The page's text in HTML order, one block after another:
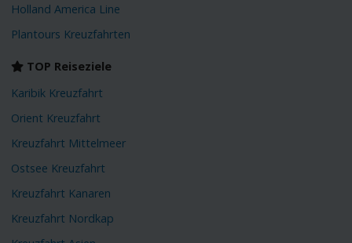
Holland America Line
Plantours Kreuzfahrten
TOP Reiseziele
Karibik Kreuzfahrt
Orient Kreuzfahrt
Kreuzfahrt Mittelmeer
Ostsee Kreuzfahrt
Kreuzfahrt Kanaren
Kreuzfahrt Nordkap